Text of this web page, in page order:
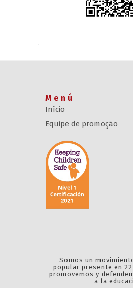
Menú
Início
Equipe de promoção
Somos un
popular presente en
promovemos y
a la